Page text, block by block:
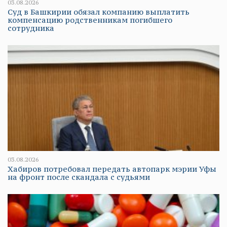
03.08.2026
Суд в Башкирии обязал компанию выплатить
компенсацию родственникам погибшего
сотрудника
03.08.2026
Хабиров потребовал передать автопарк мэрии Уфы
на фронт после скандала с судьями